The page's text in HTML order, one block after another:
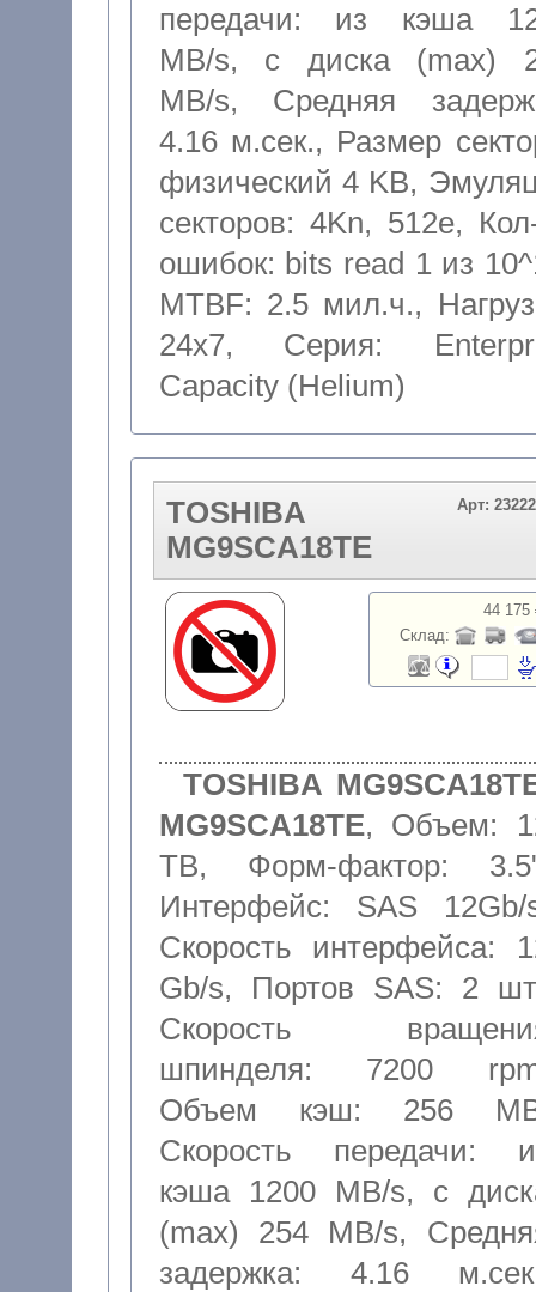
передачи: из кэша
MB/s, с диска (max)
MB/s, Средняя
4.16 м.сек., Размер
физический 4 KB,
секторов: 4Kn, 512e,
ошибок: bits read 1 из
MTBF: 2.5 мил.ч.,
24x7, Серия:
Capacity (Helium)
TOSHIBA
MG9SCA18TE
Арт:
44 175
Склад:
TOSHIBA
MG9SCA18TE, Объем:
TB, Форм-фактор:
Интерфейс: SAS 12Gb/
Скорость интерфейса:
Gb/s, Портов SAS: 2
Скорость
шпинделя: 7200
Объем кэш: 256
Скорость передачи:
кэша 1200 MB/s, с
(max) 254 MB/s,
задержка: 4.16